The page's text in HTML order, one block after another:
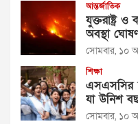
আন্তর্জাতিক
যুক্তরাষ্ট্র
অবস্থা
সোমবার, ১০
শিক্ষা
এসএসসির
যা উনিশ
সোমবার, ১০